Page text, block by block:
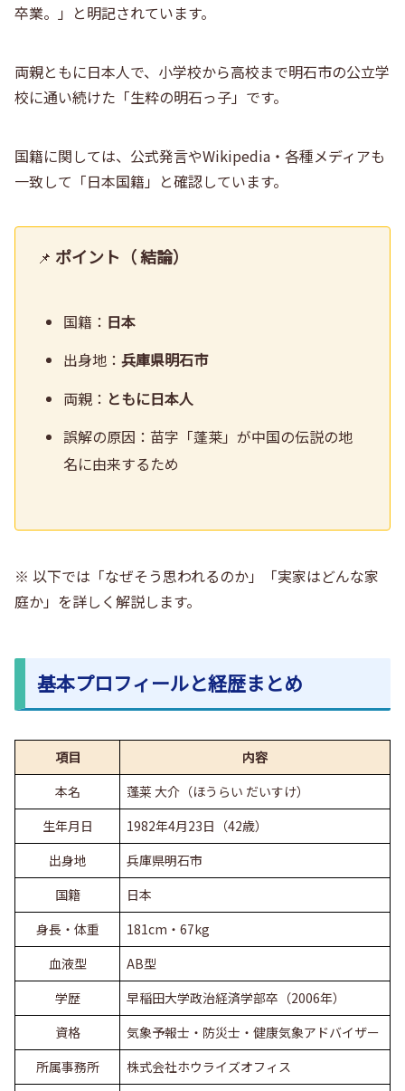
卒業。」と明記されています。
両親ともに日本人で、小学校から高校まで明石市の公立学
校に通い続けた「生粋の明石っ子」です。
国籍に関しては、公式発言やWikipedia・各種メディアも
一致して「日本国籍」と確認しています。
📌 ポイント（ 結論）
国籍： 日本
出身地：兵庫県明石市
両親： ともに日本人
誤解の原因：苗字「蓬莱」が中国の伝説の地
名に由来するため
※ 以下では「なぜそう思われるのか」「実家はどんな家
庭か」を詳しく解説します。
基本プロフィールと経歴まとめ
項目
内容
本名
蓬莱 大介（ほうらい だいすけ）
生年月日
1982年4月23日（42歳）
出身地
兵庫県明石市
国籍
日本
身長・体重
181cm・67kg
血液型
AB型
学歴
早稲田大学政治経済学部卒（2006年）
資格
気象予報士・防災士・健康気象アドバイザー
所属事務所
株式会社ホウライズオフィス